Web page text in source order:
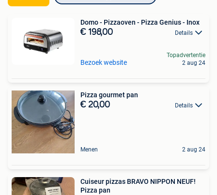
Domo - Pizzaoven - Pizza Genius - Inox
€ 198,00 Details
Bezoek website
Topadvertentie
2 aug 24
Pizza gourmet pan
€ 20,00 Details
Menen 2 aug 24
Cuiseur pizzas BRAVO NIPPON NEUF!
Pizza pan